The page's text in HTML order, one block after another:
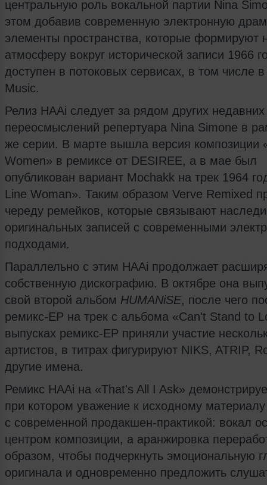
центральную роль вокальной партии Nina
этом добавив современную электронную
элементы пространства, которые формируют
атмосферу вокруг исторической записи 1966
доступен в потоковых сервисах, в том числе
Music.
Релиз HAAi следует за рядом других недавних
переосмыслений репертуара Nina Simone в
же серии. В марте вышла версия композиции
Women» в ремиксе от DESIREE, а в мае был
опубликован вариант Mochakk на трек 1964
Line Woman». Таким образом Verve Remixed
череду ремейков, которые связывают
оригинальных записей с современными
подходами.
Параллельно с этим HAAi продолжает
собственную дискографию. В октябре она
свой второй альбом HUMANiSE, после чего
ремикс-EP на трек с альбома «Can't Stand to
выпусках ремикс-EP приняли участие
артистов, в титрах фигурируют NIKS, ATRIP,
другие имена.
Ремикс HAAi на «That's All I Ask»
при котором уважение к исходному материалу
с современной продакшен-практикой: вокал
центром композиции, а аранжировка
образом, чтобы подчеркнуть эмоциональную
оригинала и одновременно предложить